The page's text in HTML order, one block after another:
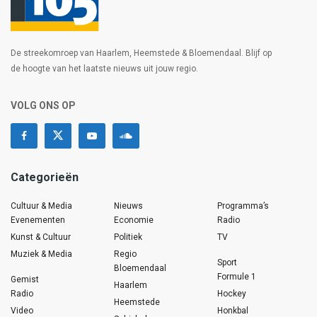
De streekomroep van Haarlem, Heemstede & Bloemendaal. Blijf op
de hoogte van het laatste nieuws uit jouw regio.
VOLG ONS OP
Categorieën
Cultuur & Media
Evenementen
Kunst & Cultuur
Muziek & Media
Gemist
Radio
Video
Nieuws
Economie
Politiek
Regio
Bloemendaal
Haarlem
Heemstede
Programma’s
Radio
TV
Sport
Formule 1
Hockey
Honkbal